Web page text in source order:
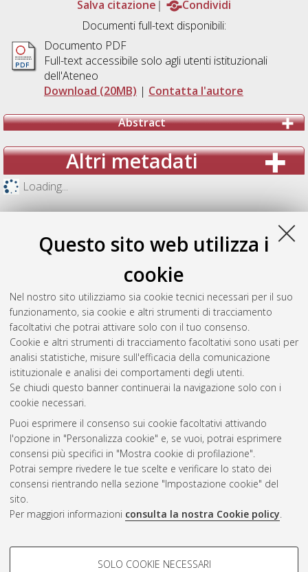
Questo sito web utilizza i
cookie
Nel nostro sito utilizziamo sia cookie tecnici necessari per il suo
funzionamento, sia cookie e altri strumenti di tracciamento
facoltativi che potrai attivare solo con il tuo consenso.
Cookie e altri strumenti di tracciamento facoltativi sono usati per
analisi statistiche, misure sull'efficacia della comunicazione
istituzionale e analisi dei comportamenti degli utenti.
Se chiudi questo banner continuerai la navigazione solo con i
cookie necessari.
Puoi esprimere il consenso sui cookie facoltativi attivando
l'opzione in "Personalizza cookie" e, se vuoi, potrai esprimere
consensi più specifici in "Mostra cookie di profilazione".
Potrai sempre rivedere le tue scelte e verificare lo stato dei
consensi rientrando nella sezione "Impostazione cookie" del
sito.
Per maggiori informazioni consulta la nostra Cookie policy.
COOKIE DI PROFILAZIONE -
SOLO COOKIE NECESSARI
Salva citazione
Condividi
Documenti full-text disponibili:
Documento PDF
Full-text accessibile solo agli utenti istituzionali
dell'Ateneo
Download (20MB) | Contatta l'autore
Abstract
Altri metadati
Loading...
Gestione del documento:
Atom
Rss 1.0
Rss 2.0
AMS Laurea
Impostazioni Cookie
Informativa sulla privacy